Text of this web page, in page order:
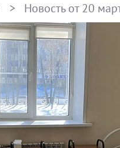
> Новость от 20